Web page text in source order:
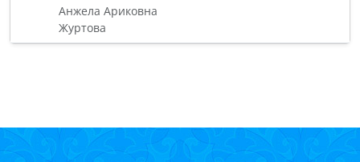
Анжела Ариковна
Журтова